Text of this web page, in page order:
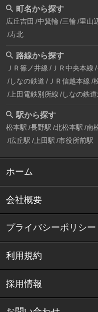
町名から探す
広丘吉田 中箕輪 三輪 里山
寿北
路線から探す
ＪＲ篠ノ井線 ＪＲ中央本線
しなの鉄道 ＪＲ信越本線
上田電鉄別所線 しなの鉄
駅から探す
松本駅 長野駅 北松本駅 南
広丘駅 上田駅 市役所前駅
ホーム
会社概要
プライバシーポリシー
利用規約
採用情報